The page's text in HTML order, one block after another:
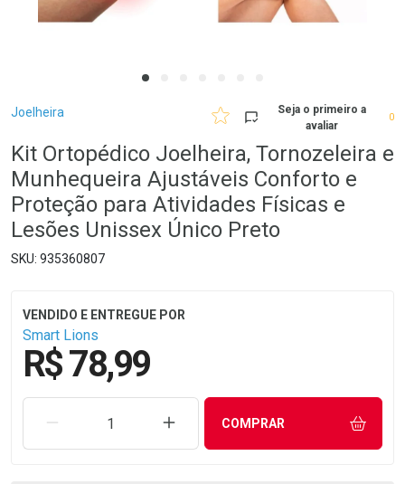
Breadcrumb
Joelheira
Seja o primeiro a
avaliar
0
Kit Ortopédico Joelheira, Tornozeleira e
Munhequeira Ajustáveis Conforto e
Proteção para Atividades Físicas e
Lesões Unissex Único Preto
935360807
Smart Lions
R$ 78,99
REMOVER UMA UNIDADEAUMENTAR UMA UNIDADE
COMPRAR